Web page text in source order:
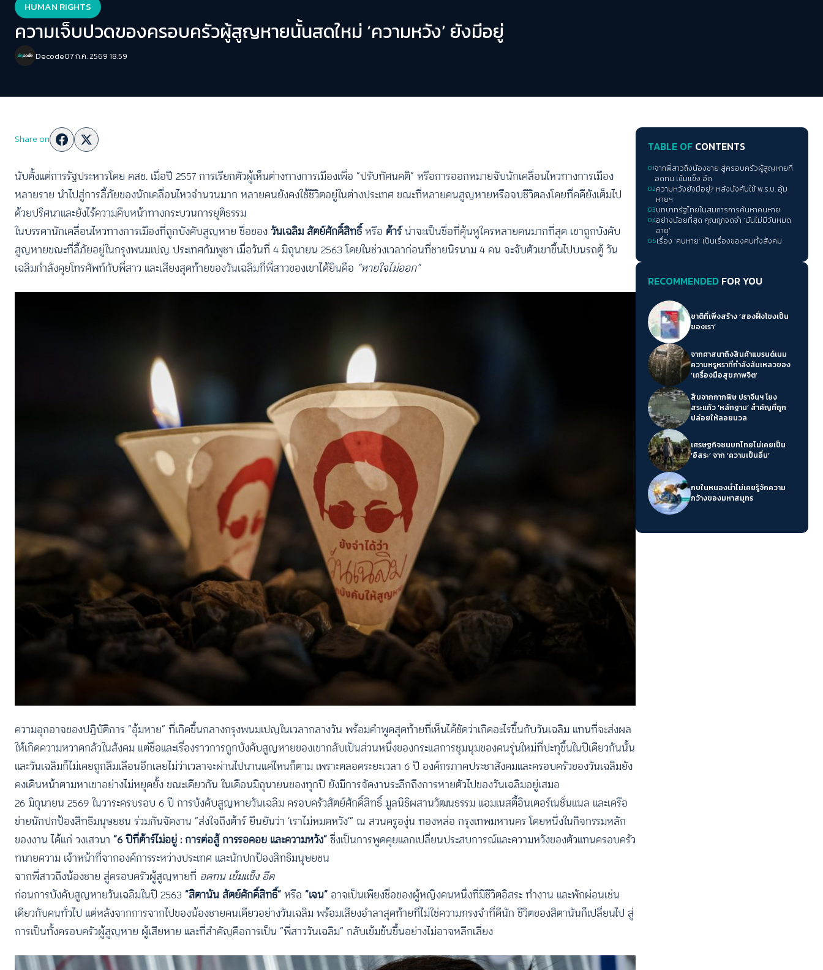
HUMAN RIGHTS
ความเจ็บปวดของครอบครัวผู้สูญหายนั้นสดใหม่ ‘ความหวัง’ ยังมีอยู่
Decode07 ก.ค. 2569 18:59
Share on
นับตั้งแต่การรัฐประหารโดย คสช. เมื่อปี 2557 การเรียกตัวผู้เห็นต่างทางการเมืองเพื่อ “ปรับทัศนคติ” หรือการออกหมายจับนักเคลื่อนไหวทางการเมือง
หลายราย นำไปสู่การลี้ภัยของนักเคลื่อนไหวจำนวนมาก หลายคนยังคงใช้ชีวิตอยู่ในต่างประเทศ ขณะที่หลายคนสูญหายหรือจบชีวิตลงโดยที่คดียังเต็มไป
ด้วยปริศนาและยังไร้ความคืบหน้าทางกระบวนการยุติธรรม
ในบรรดานักเคลื่อนไหวทางการเมืองที่ถูกบังคับสูญหาย ชื่อของวันเฉลิม สัตย์ศักดิ์สิทธิ์หรือ ต้าร์น่าจะเป็นชื่อที่คุ้นหูใครหลายคนมากที่สุด เขาถูกบังคับ
สูญหายขณะที่ลี้ภัยอยู่ในกรุงพนมเปญ ประเทศกัมพูชา เมื่อวันที่ 4 มิถุนายน 2563 โดยในช่วงเวลาก่อนที่ชายนิรนาม 4 คน จะจับตัวเขาขึ้นไปบนรถตู้ วัน
เฉลิมกำลังคุยโทรศัพท์กับพี่สาว และเสียงสุดท้ายของวันเฉลิมที่พี่สาวของเขาได้ยินคือ “หายใจไม่ออก”
ความอุกอาจของปฏิบัติการ “อุ้มหาย” ที่เกิดขึ้นกลางกรุงพนมเปญในเวลากลางวัน พร้อมคำพูดสุดท้ายที่เห็นได้ชัดว่าเกิดอะไรขึ้นกับวันเฉลิม แทนที่จะส่งผล
ให้เกิดความหวาดกลัวในสังคม แต่ชื่อและเรื่องราวการถูกบังคับสูญหายของเขากลับเป็นส่วนหนึ่งของกระแสการชุมนุมของคนรุ่นใหม่ที่ปะทุขึ้นในปีเดียวกันนั้น
และวันเฉลิมก็ไม่เคยถูกลืมเลือนอีกเลยไม่ว่าเวลาจะผ่านไปนานแค่ไหนก็ตาม เพราะตลอดระยะเวลา 6 ปี องค์กรภาคประชาสังคมและครอบครัวของวันเฉลิมยัง
คงเดินหน้าตามหาเขาอย่างไม่หยุดยั้ง ขณะเดียวกัน ในเดือนมิถุนายนของทุกปี ยังมีการจัดงานระลึกถึงการหายตัวไปของวันเฉลิมอยู่เสมอ
26 มิถุนายน 2569 ในวาระครบรอบ 6 ปี การบังคับสูญหายวันเฉลิม ครอบครัวสัตย์ศักดิ์สิทธิ์ มูลนิธิผสานวัฒนธรรม แอมเนสตี้อินเตอร์เนชั่นแนล และเครือ
ข่ายนักปกป้องสิทธิมนุษยชน ร่วมกันจัดงาน “ส่งใจถึงต้าร์ ยืนยันว่า ‘เราไม่หมดหวัง’” ณ สวนครูองุ่น ทองหล่อ กรุงเทพมหานคร โดยหนึ่งในกิจกรรมหลัก
ของงาน ได้แก่ วงเสวนา “6 ปีที่ต้าร์ไม่อยู่ : การต่อสู้ การรอคอย และความหวัง”ซึ่งเป็นการพูดคุยแลกเปลี่ยนประสบการณ์และความหวังของตัวแทนครอบครัว
ทนายความ เจ้าหน้าที่จากองค์การระหว่างประเทศ และนักปกป้องสิทธิมนุษยชน
จากพี่สาวถึงน้องชาย สู่ครอบครัวผู้สูญหายที่ อดทน เข้มแข็ง อึด
ก่อนการบังคับสูญหายวันเฉลิมในปี 2563“สิตานัน สัตย์ศักดิ์สิทธิ์”หรือ “เจน” อาจเป็นเพียงชื่อของผู้หญิงคนหนึ่งที่มีชีวิตอิสระ ทำงาน และพักผ่อนเช่น
เดียวกับคนทั่วไป แต่หลังจากการจากไปของน้องชายคนเดียวอย่างวันเฉลิม พร้อมเสียงอำลาสุดท้ายที่ไม่ใช่ความทรงจำที่ดีนัก ชีวิตของสิตานันก็เปลี่ยนไป สู่
การเป็นทั้งครอบครัวผู้สูญหาย ผู้เสียหาย และที่สำคัญคือการเป็น “พี่สาววันเฉลิม” กลับเข้มข้นขึ้นอย่างไม่อาจหลีกเลี่ยง
TABLE OF CONTENTS
01จากพี่สาวถึงน้องชาย สู่ครอบครัวผู้สูญหายที่
อดทน เข้มแข็ง อึด
02ความหวังยังมีอยู่? หลังบังคับใช้ พ.ร.บ. อุ้ม
หายฯ
03บทบาทรัฐไทยในสมการการค้นหาคนหาย
04อย่างน้อยที่สุด คุณถูกจดจำ ‘มันไม่มีวันหมด
อายุ‘
05เรื่อง ‘คนหาย’ เป็นเรื่องของคนทั้งสังคม
RECOMMENDED FOR YOU
ชาติที่เพิ่งสร้าง ‘สองฝั่งโขงเป็น
ของเรา’
จากศาสนาถึงสินค้าแบรนด์เนม
ความหรูหราที่กำลังล้มเหลวของ
‘เครื่องมือสุขภาพจิต’
สืบจากกากพิษ ปราจีนฯ โยง
สระแก้ว ‘หลักฐาน’ สำคัญที่ถูก
ปล่อยให้ลอยนวล
เศรษฐกิจชนบทไทยไม่เคยเป็น
‘อิสระ’ จาก ‘ความเป็นอื่น’
กบในหนองน้ำไม่เคยรู้จักความ
กว้างของมหาสมุทร